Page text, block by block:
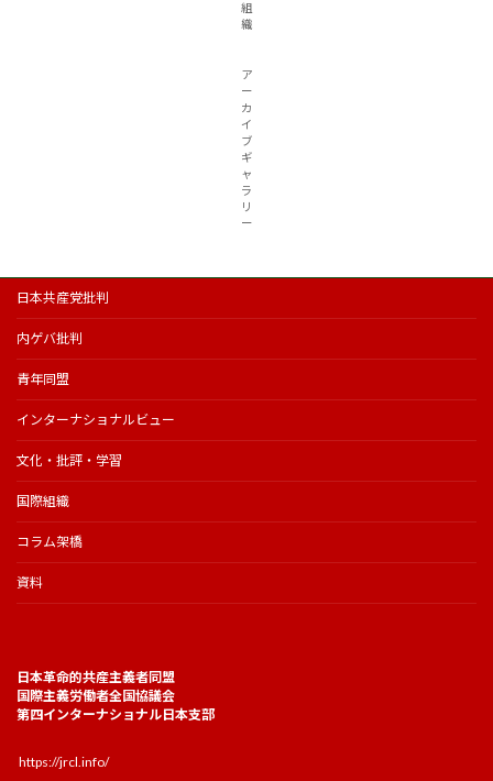
組
織
ア
ー
カ
イ
ブ
ギ
ャ
ラ
リ
ー
日本共産党批判
内ゲバ批判
青年同盟
インターナショナルビュー
文化・批評・学習
国際組織
コラム架橋
資料
日本革命的共産主義者同盟
国際主義労働者全国協議会
第四インターナショナル日本支部
https://jrcl.info/